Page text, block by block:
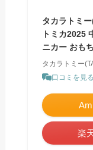
タカラトミ
トミカ2025
ニカー おも
タカラトミー
口コミを見る
楽